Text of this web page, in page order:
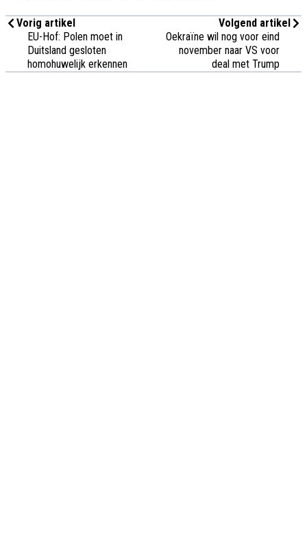
Vorig artikel
EU-Hof: Polen moet in
Duitsland gesloten
homohuwelijk erkennen
Volgend artikel
Oekraïne wil nog voor eind
november naar VS voor
deal met Trump